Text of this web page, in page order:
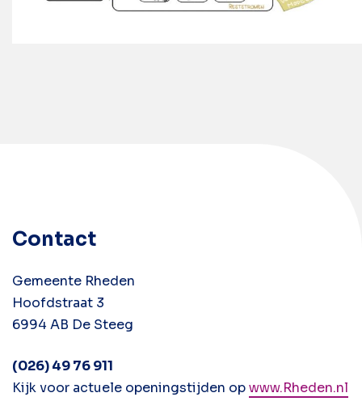
Contact
Gemeente Rheden
Hoofdstraat 3
6994 AB De Steeg
(026) 49 76 911
Kijk voor actuele openingstijden opwww.Rheden.nl